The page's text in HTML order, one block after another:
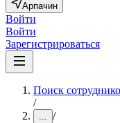
Арпачин
Войти
Войти
Зарегистрироваться
Поиск
/
... /